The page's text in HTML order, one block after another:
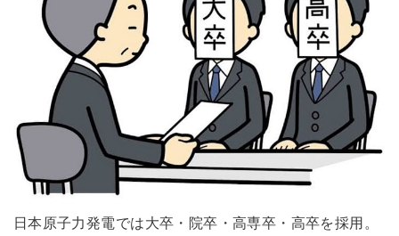
日本原子力発電では大卒・院卒・高専卒・高卒を採用。